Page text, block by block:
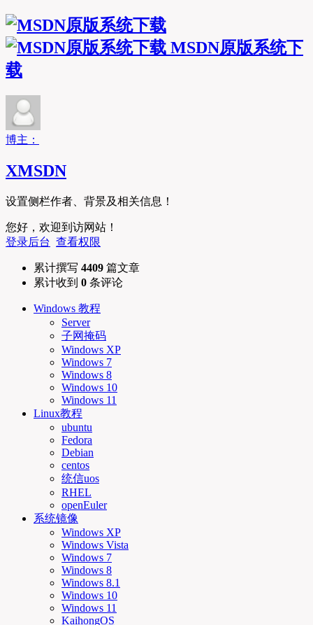
MSDN原版系统下
载
博主：
XMSDN
设置侧栏作者、背景及相关信息！
您好，欢迎到访网站！
登录后台 查看权限
累计撰写 4409 篇文章
累计收到 0 条评论
Windows 教程
Server
子网掩码
Windows XP
Windows 7
Windows 8
Windows 10
Windows 11
Linux教程
ubuntu
Fedora
Debian
centos
统信uos
RHEL
openEuler
系统镜像
Windows XP
Windows Vista
Windows 7
Windows 8
Windows 8.1
Windows 10
Windows 11
KaihongOS